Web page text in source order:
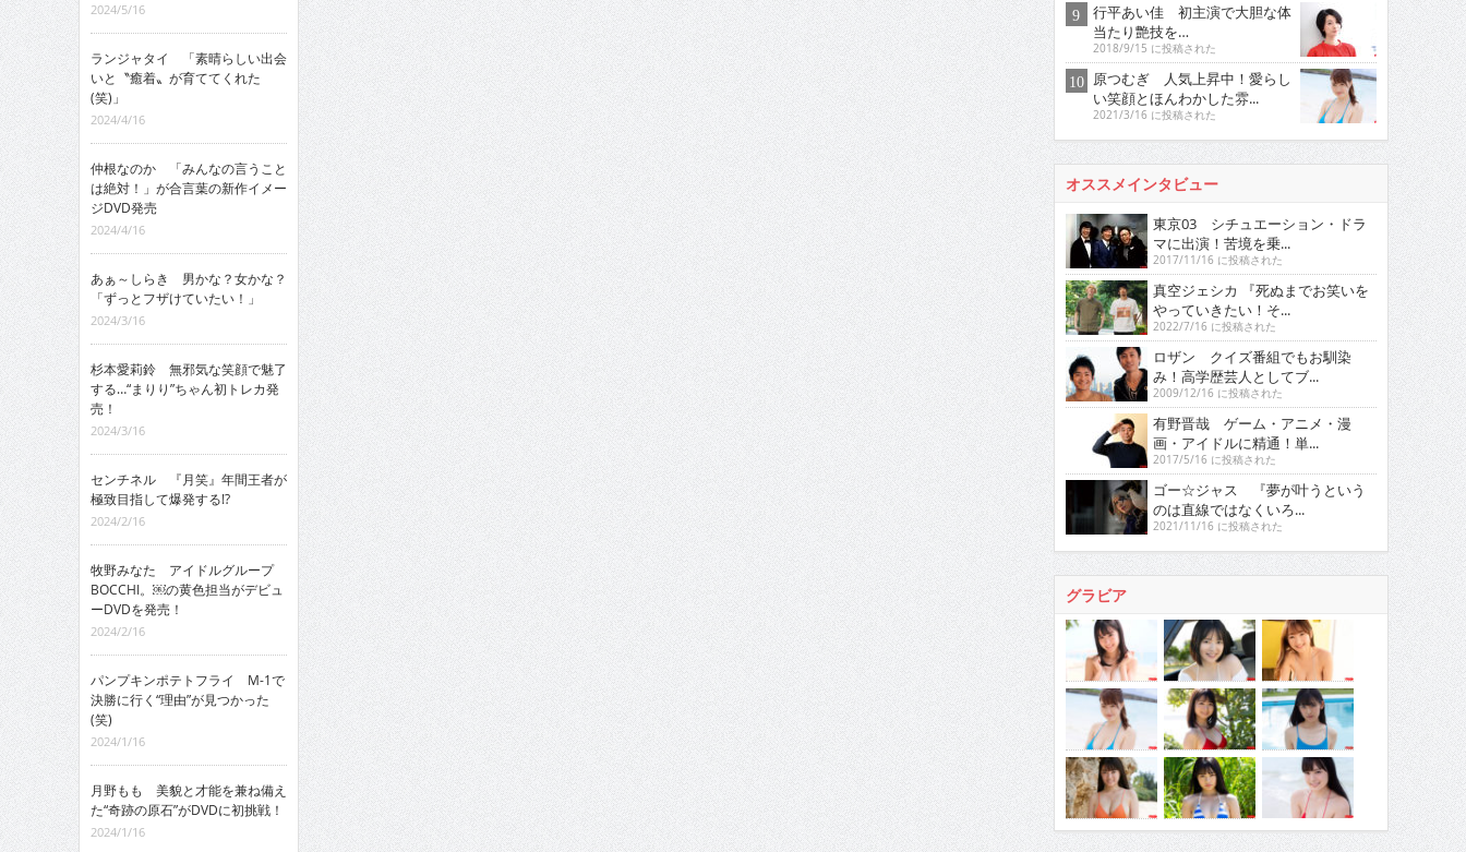
2024/5/16
ランジャタイ 「素晴らしい出会
いと〝癒着〟が育ててくれた
(笑)」
2024/4/16
仲根なのか 「みんなの言うこと
は絶対！」が合言葉の新作イメー
ジDVD発売
2024/4/16
あぁ～しらき 男かな？女かな？
「ずっとフザけていたい！」
2024/3/16
杉本愛莉鈴 無邪気な笑顔で魅了
する…“まりり”ちゃん初トレカ発
売！
2024/3/16
センチネル 『月笑』年間王者が
極致目指して爆発する!?
2024/2/16
牧野みなた アイドルグループ
BOCCHI。￼の黄色担当がデビュ
ーDVDを発売！
2024/2/16
パンプキンポテトフライ M-1で
決勝に行く“理由”が見つかった
(笑)
2024/1/16
月野もも 美貌と才能を兼ね備え
た“奇跡の原石”がDVDに初挑戦！
2024/1/16
行平あい佳 初主演で大胆な体
当たり艶技を…
2018/9/15 に投稿された
原つむぎ 人気上昇中！愛らし
い笑顔とほんわかした雰...
2021/3/16 に投稿された
オススメインタビュー
東京03 シチュエーション・ドラ
マに出演！苦境を乗...
2017/11/16 に投稿された
真空ジェシカ 『死ぬまでお笑いを
やっていきたい！そ...
2022/7/16 に投稿された
ロザン クイズ番組でもお馴染
み！高学歴芸人としてブ...
2009/12/16 に投稿された
有野晋哉 ゲーム・アニメ・漫
画・アイドルに精通！単...
2017/5/16 に投稿された
ゴー☆ジャス 『夢が叶うという
のは直線ではなくいろ...
2021/11/16 に投稿された
グラビア